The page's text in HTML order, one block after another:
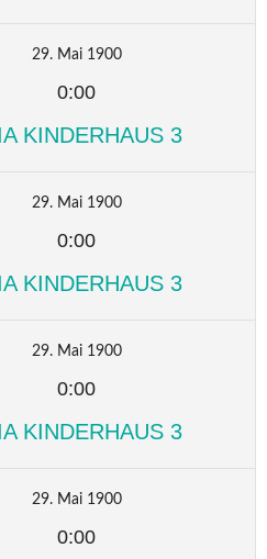
29. Mai 1900
0:00
KINDERHAUS 3
29. Mai 1900
0:00
KINDERHAUS 3
29. Mai 1900
0:00
KINDERHAUS 3
29. Mai 1900
0:00